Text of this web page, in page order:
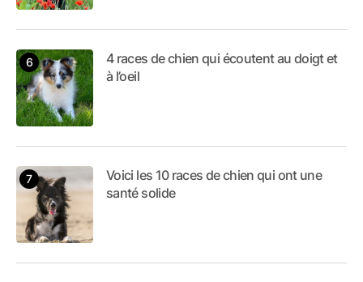
4 races de chien qui écoutent au doigt et
à l’oeil
Voici les 10 races de chien qui ont une
santé solide